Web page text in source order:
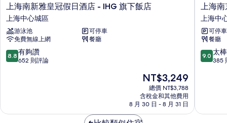
上
海
南
新
雅
皇
冠
IHG
上海南新雅皇冠假日酒店 - IHG 旗下飯店
上海中心城區
游泳池
可停車
免費無線上網
餐廳
8.8
分，
夠
8.8 有夠讚
652 則評論
現
價
格
為
NT$3,249
總價 NT$3,788
含稅金和其他費用
8 月 30 日 - 8 月 31 日
上
海
南
京
路
步
行
-
上海南
上海中
可停車
餐廳
9.0
分，
棒
9.0 太
385